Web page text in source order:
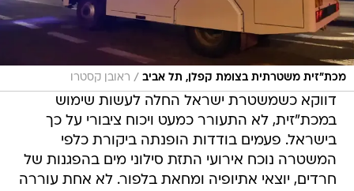
מכת"זית משטרתית בצומת קפלן, תל אביב / ראובן קסטרו
דווקא כשמשטרת ישראל החלה לעשות שימוש
במכת"זית, לא התעורר כמעט ויכוח ציבורי על כך
בישראל. פעמים בודדות הופנתה ביקורת כלפי
המשטרה נוכח אירועי התזת סילוני מים בהפגנות של
חרדים, יוצאי אתיופיה ומחאת בלפור. לא אחת עוררה